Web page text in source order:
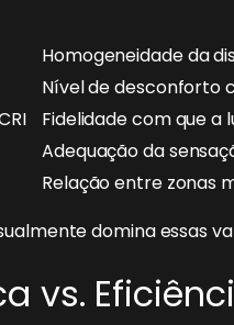
Homogeneidade da
Nível de desconforto
Fidelidade com que a
Adequação da
Relação entre zonas
domina essas
vs.